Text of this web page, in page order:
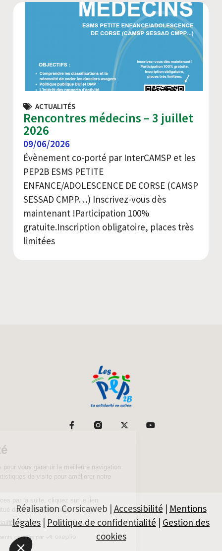
ACTUALITÉS
Rencontres médecins – 3 juillet
2026
09/06/2026
Évènement co-porté par InterCAMSP et les
PEP2B ESMS PETITE
ENFANCE/ADOLESCENCE DE CORSE (CAMSP
SESSAD CMPP…) Inscrivez-vous dès
maintenant !Participation 100%
gratuite.Inscription obligatoire, places très
limitées
Réalisation Corsicaweb | Accessibilité | Mentions
légales | Politique de confidentialité | Gestion des
cookies